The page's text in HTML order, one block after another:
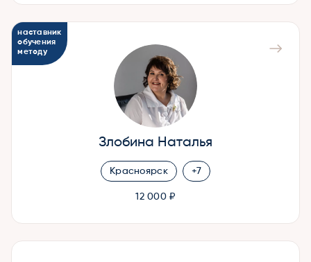
Злобина Наталья
Красноярск +7
12 000 ₽
наставник
обучения
методу